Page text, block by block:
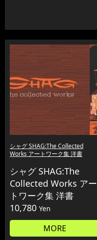
シャグ SHAG:The Collected
Works アートワーク集 洋書
シャグ SHAG:The
Collected Works アー
トワーク集 洋書
10,780 Yen
MORE